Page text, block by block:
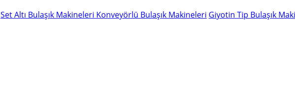
Set Altı Bulaşık Makineleri Konveyörlü Bulaşık Makineleri Giyotin Tip Bulaşık